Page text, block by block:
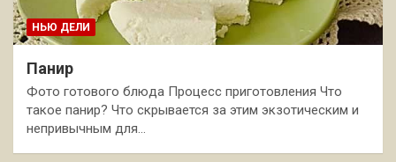
НЬЮ ДЕЛИ
Панир
Фото готового блюда Процесс приготовления Что
такое панир? Что скрывается за этим экзотическим и
непривычным для…